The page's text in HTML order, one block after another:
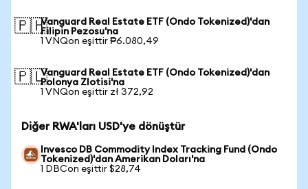
🇵🇭Vanguard Real Estate ETF (Ondo Tokenized)'dan
Filipin Pezosu'na
1 VNQon eşittir ₱6.080,49
🇵🇱Vanguard Real Estate ETF (Ondo Tokenized)'dan
Polonya Zlotisi'na
1 VNQon eşittir zł 372,92
Diğer RWA'ları USD'ye dönüştür
Invesco DB Commodity Index Tracking Fund (Ondo
Tokenized)'dan Amerikan Doları'na
1 DBCon eşittir $28,74